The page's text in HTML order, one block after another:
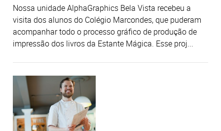
Nossa unidade AlphaGraphics Bela Vista recebeu a
visita dos alunos do Colégio Marcondes, que puderam
acompanhar todo o processo gráfico de produção de
impressão dos livros da Estante Mágica. Esse proj...